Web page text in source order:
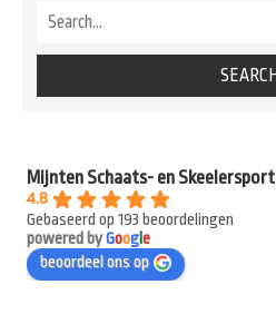
Mijnten Schaats- en Skeelersport
4.8
Gebaseerd op 193 beoordelingen
powered byGooge
beoordeel ons op